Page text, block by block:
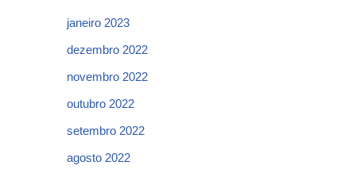
janeiro 2023
dezembro 2022
novembro 2022
outubro 2022
setembro 2022
agosto 2022